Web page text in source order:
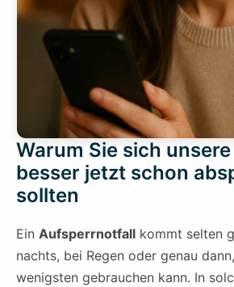
Warum Sie sich
besser jetzt schon
sollten
Ein Aufsperrnotfall kommt selten
nachts, bei Regen oder genau
wenigsten gebrauchen kann. In